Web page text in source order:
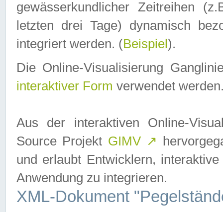
gewässerkundlicher Zeitreihen
letzten drei Tage) dynamisch
integriert werden. (Beispiel ).
Die Online-Visualisierung
interaktiver Form verwendet
Aus der interaktiven Online-
Source Projekt GIMV ↗
und erlaubt Entwicklern,
Anwendung zu integrieren.
XML-Dokument